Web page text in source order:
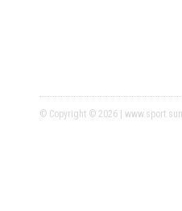
© Copyright © 2026 |